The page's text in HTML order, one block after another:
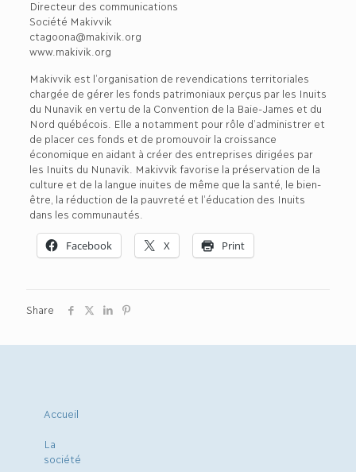
Directeur des communications
Société Makivvik
ctagoona@makivik.org
www.makivik.org
Makivvik est l’organisation de revendications territoriales
chargée de gérer les fonds patrimoniaux perçus par les Inuits
du Nunavik en vertu de la Convention de la Baie-James et du
Nord québécois. Elle a notamment pour rôle d’administrer et
de placer ces fonds et de promouvoir la croissance
économique en aidant à créer des entreprises dirigées par
les Inuits du Nunavik. Makivvik favorise la préservation de la
culture et de la langue inuites de même que la santé, le bien-
être, la réduction de la pauvreté et l’éducation des Inuits
dans les communautés.
Facebook X Print
Share
Accueil
La
société